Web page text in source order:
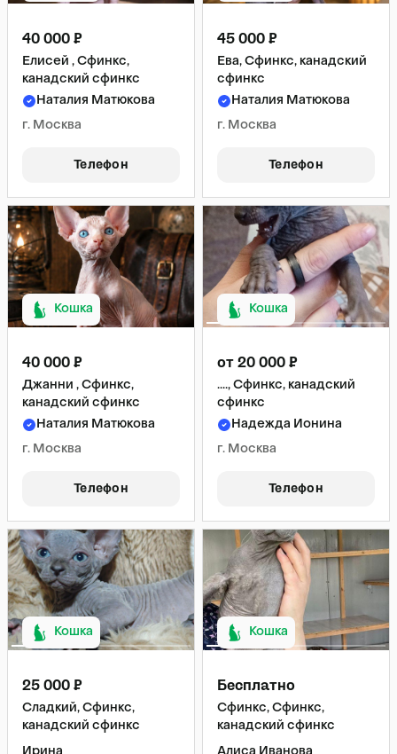
40 000 ₽
Елисей , Сфинкс,
канадский сфинкс
Наталия Матюкова
г. Москва
Телефон
45 000 ₽
Ева, Сфинкс, канадский
сфинкс
Наталия Матюкова
г. Москва
Телефон
Кошка
40 000 ₽
Джанни , Сфинкс,
канадский сфинкс
Наталия Матюкова
г. Москва
Телефон
Кошка
от 20 000 ₽
...., Сфинкс, канадский
сфинкс
Надежда Ионина
г. Москва
Телефон
Кошка
25 000 ₽
Сладкий, Сфинкс,
канадский сфинкс
Кошка
Бесплатно
Сфинкс, Сфинкс,
канадский сфинкс